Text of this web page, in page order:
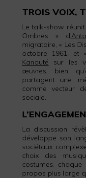
TROIS VOIX,
Le talk-show
Ombres » d
migratoire, « Les
octobre 1961, et
Kanouté sur les
œuvres, bien
partagent une
comme vecteur
sociale.
La discussion
développe son
sociétaux
choix des
costumes,
propos plus large